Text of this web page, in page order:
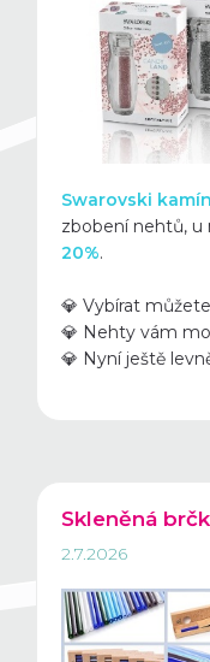
Swarovski
zbobení nehtů, u
20%.
💎 Vybírat
💎 Nehty vám
💎 Nyní ještě
Skleněná
2.7.2026